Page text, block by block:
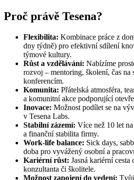
Proč právě Tesena?
Flexibilita: Kombinace práce z
dny týdně) pro efektivní sdílení
týmové kultury.
Růst a vzdělávání: Nabízíme
rozvoj – mentoring, školení, čas na
konferencím.
Komunita: Přátelská atmosféra,
a komunitní akce podporující
Inovace: Možnost podílet se na
v Tesena Labs.
Stabilní zázemí: Více než 10 let
a finanční stabilita firmy.
Work-life balance: Sick days,
doba pro vyvážený osobní a
Kariérní růst: Jasná kariérní cesta
konzultanta či školitele.
Možnost zapojení do vedení: Tvůj